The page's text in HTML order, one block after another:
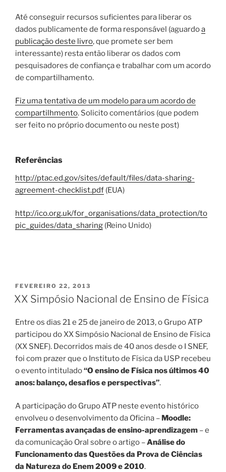
Até conseguir recursos suficientes para liberar os
dados publicamente de forma responsável (aguardoa
publicação deste livro, que promete ser bem
interessante) resta então liberar os dados com
pesquisadores de confiança e trabalhar com um acordo
de compartilhamento.
Fiz uma tentativa de um modelo para um acordo de
compartilhmento. Solicito comentários (que podem
ser feito no próprio documento ou neste post)
Referências
http://ptac.ed.gov/sites/default/files/data-sharing-
agreement-checklist.pdf (EUA)
http://ico.org.uk/for_organisations/data_protection/to
pic_guides/data_sharing (Reino Unido)
PUBLICADO
EM
FEVEREIRO 22, 2013
XX Simpósio Nacional de Ensino de Física
Entre os dias 21 e 25 de janeiro de 2013, o Grupo ATP
participou do XX Simpósio Nacional de Ensino de Física
(XX SNEF). Decorridos mais de 40 anos desde o I SNEF,
foi com prazer que o Instituto de Física da USP recebeu
o evento intitulado“O ensino de Física nos últimos 40
anos: balanço, desafios e perspectivas”.
A participação do Grupo ATP neste evento histórico
envolveu o desenvolvimento da Oficina – Moodle:
Ferramentas avançadas de ensino-aprendizagem – e
da comunicação Oral sobre o artigo –Análise do
Funcionamento das Questões da Prova de Ciências
da Natureza do Enem 2009 e 2010.